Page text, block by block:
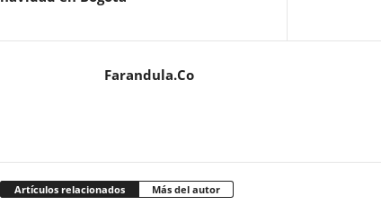
Farandula.Co
Artículos relacionados Más del autor